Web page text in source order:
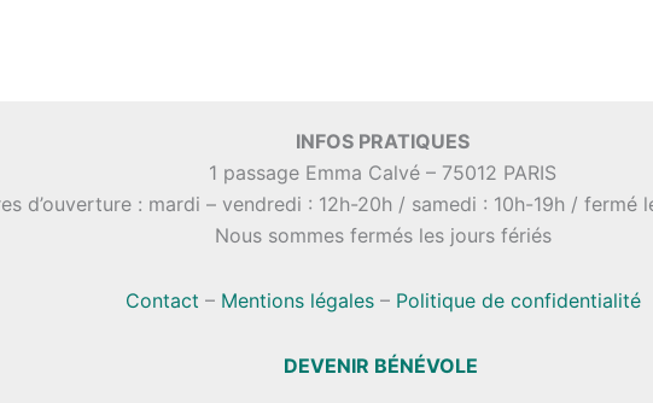
INFOS PRATIQUES
1 passage Emma Calvé – 75012 PARIS
d’ouverture : mardi – vendredi : 12h-20h / samedi : 10h-19h / fermé
Nous sommes fermés les jours fériés
Contact – Mentions légales– Politique de confidentialité
DEVENIR BÉNÉVOLE